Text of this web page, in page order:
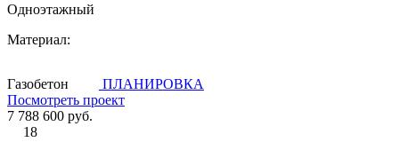
Одноэтажный
Материал:
Газобетон
ПЛАНИРОВКА
Посмотреть проект
7 788 600 руб.
18